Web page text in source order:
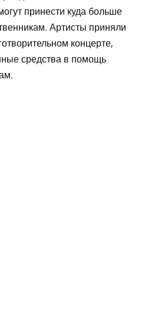
принести куда больше
Артисты приняли
концерте,
средства в помощь